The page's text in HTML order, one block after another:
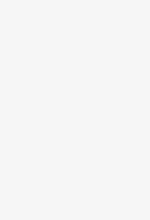
administratora lub przez
przetwarzać tych danych
osoby, której dane
(art. 6 ust. 1 lit a
na podstawie zgody
danych osobowych przez
ustawowym lub